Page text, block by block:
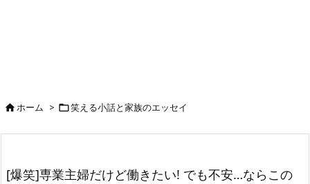
ホーム > 笑える小話と家族のエッセイ
[爆笑]専業主婦だけど働きたい! でも不安…ならこの